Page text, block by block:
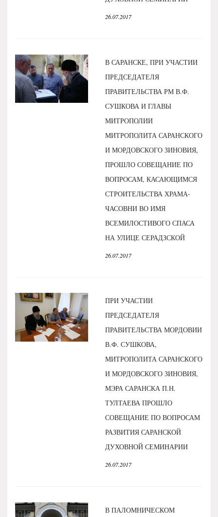
26.07.2017
В САРАНСКЕ, ПРИ УЧАСТИИ
ПРЕДСЕДАТЕЛЯ
ПРАВИТЕЛЬСТВА РМ В.Ф.
СУШКОВА И ГЛАВЫ
МИТРОПОЛИИ
МИТРОПОЛИТА САРАНСКОГО
И МОРДОВСКОГО ЗИНОВИЯ,
ПРОШЛО СОВЕЩАНИЕ ПО
ВОПРОСАМ, КАСАЮЩИМСЯ
СТРОИТЕЛЬСТВА ХРАМА-
ЧАСОВНИ ВО ИМЯ
ВСЕМИЛОСТИВОГО СПАСА
НА УЛИЦЕ СЕРАДЗСКОЙ
26.07.2017
ПРИ УЧАСТИИ
ПРЕДСЕДАТЕЛЯ
ПРАВИТЕЛЬСТВА МОРДОВИИ
В.Ф. СУШКОВА,
МИТРОПОЛИТА САРАНСКОГО
И МОРДОВСКОГО ЗИНОВИЯ,
МЭРА САРАНСКА П.Н.
ТУЛТАЕВА ПРОШЛО
СОВЕЩАНИЕ ПО ВОПРОСАМ
РАЗВИТИЯ САРАНСКОЙ
ДУХОВНОЙ СЕМИНАРИИ
26.07.2017
В ПАЛОМНИЧЕСКОМ